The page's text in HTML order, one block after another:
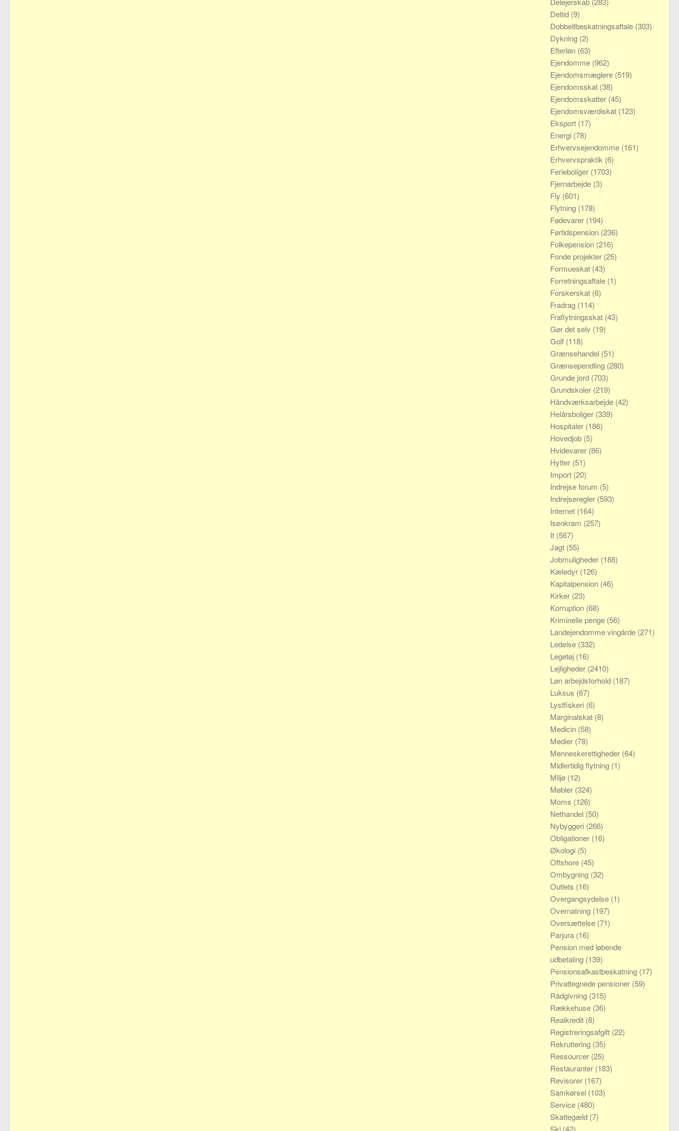
Deltid (9)
Dobbeltbeskatningsaftale (303)
Dykning (2)
Efterløn (63)
Ejendomme (962)
Ejendomsmæglere (519)
Ejendomsskat (38)
Ejendomsskatter (45)
Ejendomsværdiskat (123)
Eksport (17)
Energi (78)
Erhvervsejendomme (161)
Erhvervspraktik (6)
Ferieboliger (1703)
Fjernarbejde (3)
Fly (601)
Flytning (178)
Fødevarer (194)
Førtidspension (236)
Folkepension (216)
Fonde projekter (25)
Formueskat (43)
Forretningsaftale (1)
Forskerskat (6)
Fradrag (114)
Fraflytningsskat (43)
Gør det selv (19)
Golf (118)
Grænsehandel (51)
Grænsependling (280)
Grunde jord (703)
Grundskoler (219)
Håndværksarbejde (42)
Helårsboliger (339)
Hospitaler (186)
Hovedjob (5)
Hvidevarer (86)
Hytter (51)
Import (20)
Indrejse forum (5)
Indrejseregler (593)
Internet (164)
Isenkram (257)
It (567)
Jagt (55)
Jobmuligheder (188)
Kæledyr (126)
Kapitalpension (46)
Kirker (23)
Korruption (68)
Kriminelle penge (56)
Landejendomme vingårde (271)
Ledelse (332)
Legetøj (16)
Lejligheder (2410)
Løn arbejdsforhold (187)
Luksus (67)
Lystfiskeri (6)
Marginalskat (8)
Medicin (58)
Medier (78)
Menneskerettigheder (64)
Midlertidig flytning (1)
Miljø (12)
Møbler (324)
Moms (126)
Nethandel (50)
Nybyggeri (266)
Obligationer (16)
Økologi (5)
Offshore (45)
Ombygning (32)
Outlets (16)
Overgangsydelse (1)
Overnatning (197)
Oversættelse (71)
Parjura (16)
Pension med løbende
udbetaling (139)
Pensionsafkastbeskatning (17)
Privattegnede pensioner (59)
Rådgivning (315)
Rækkehuse (36)
Realkredit (8)
Registreringsafgift (22)
Rekruttering (35)
Ressourcer (25)
Restauranter (183)
Revisorer (167)
Samkørsel (103)
Service (480)
Skattegæld (7)
Ski (42)